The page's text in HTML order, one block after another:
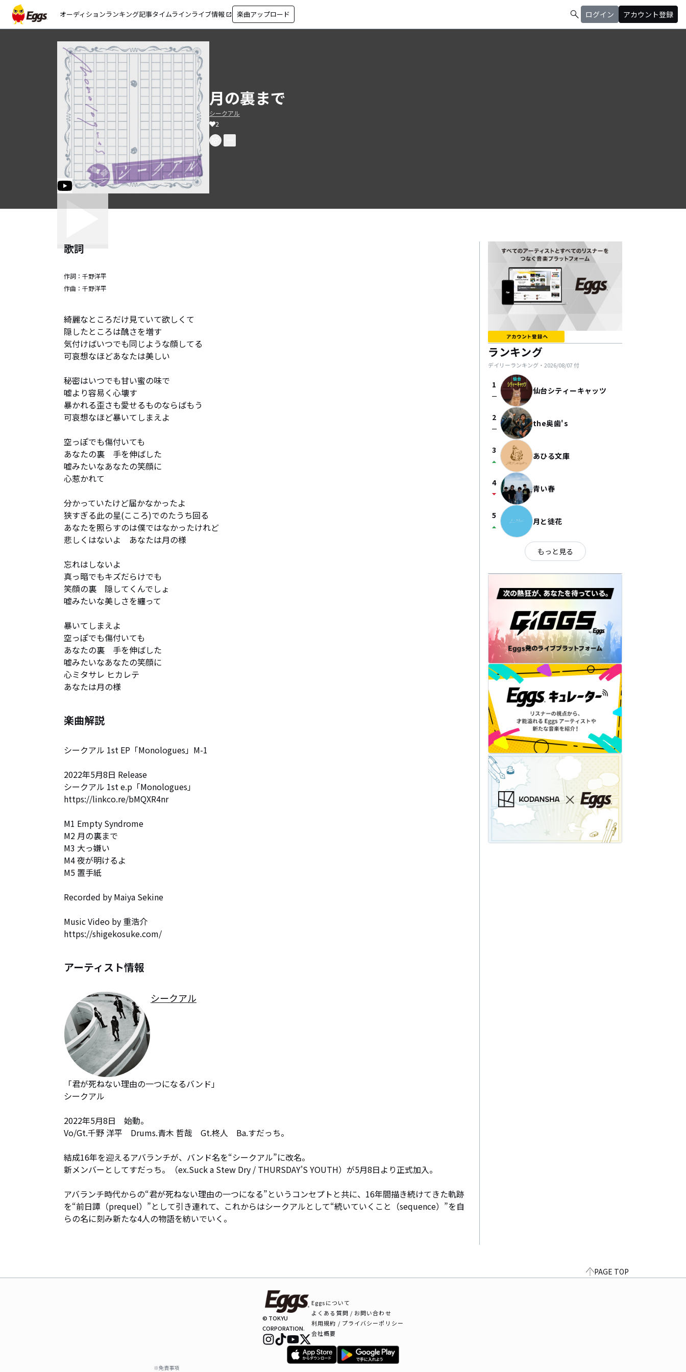
オーディションランキング記事タイムラインライブ情報 open_in_new 楽曲アップロード search ログイン アカウント登録
月の裏まで
シークアル
2
歌詞
作詞： 千野洋平
作曲： 千野洋平
綺麗なところだけ見ていて欲しくて
隠したところは醜さを増す
気付けばいつでも同じような顔してる
可哀想なほどあなたは美しい
秘密はいつでも甘い蜜の味で
嘘より容易く心壊す
暴かれる歪さも愛せるものならばもう
可哀想なほど暴いてしまえよ
空っぽでも傷付いても
あなたの裏　手を伸ばした
嘘みたいなあなたの笑顔に
心惹かれて
分かっていたけど届かなかったよ
狭すぎる此の星(こころ)でのたうち回る
あなたを照らすのは僕ではなかったけれど
悲しくはないよ　あなたは月の様
忘れはしないよ
真っ暗でもキズだらけでも
笑顔の裏　隠してくんでしょ
嘘みたいな美しさを纏って
暴いてしまえよ
空っぽでも傷付いても
あなたの裏　手を伸ばした
嘘みたいなあなたの笑顔に
心ミタサレ ヒカレテ
あなたは月の様
楽曲解説
シークアル 1st EP「Monologues」M-1
2022年5月8日 Release
シークアル 1st e.p「Monologues」
https://linkco.re/bMQXR4nr
M1 Empty Syndrome
M2 月の裏まで
M3 大っ嫌い
M4 夜が明けるよ
M5 置手紙
Recorded by Maiya Sekine
Music Video by 重浩介
https://shigekosuke.com/
アーティスト情報
シークアル
「君が死ねない理由の一つになるバンド」
シークアル
2022年5月8日　始動。
Vo/Gt.千野 洋平　Drums.青木 哲哉　Gt.柊人　Ba.すだっち。
結成16年を迎えるアバランチが、バンド名を“シークアル”に改名。
新メンバーとしてすだっち。（ex.Suck a Stew Dry / THURSDAY'S YOUTH）が5月8日より正式加入。
アバランチ時代からの“君が死ねない理由の一つになる”というコンセプトと共に、16年間描き続けてきた軌跡
を“前日譚（prequel）”として引き連れて、これからはシークアルとして“続いていくこと（sequence）”を自
らの名に刻み新たな4人の物語を紡いでいく。
ランキング
デイリーランキング・ 2026/08/07付
1
check_indeterminate_small 仙台シティーキャッツ
2
check_indeterminate_small the奥歯's
3
arrow_drop_up あひる文庫
4
arrow_drop_down 青い春
5
arrow_drop_up 月と徒花
もっと見る
PAGE TOP
© TOKYU
CORPORATION.
Eggsについて
よくある質問 / お問い合わせ
利用規約 / プライバシーポリシー
会社概要
※免責事項